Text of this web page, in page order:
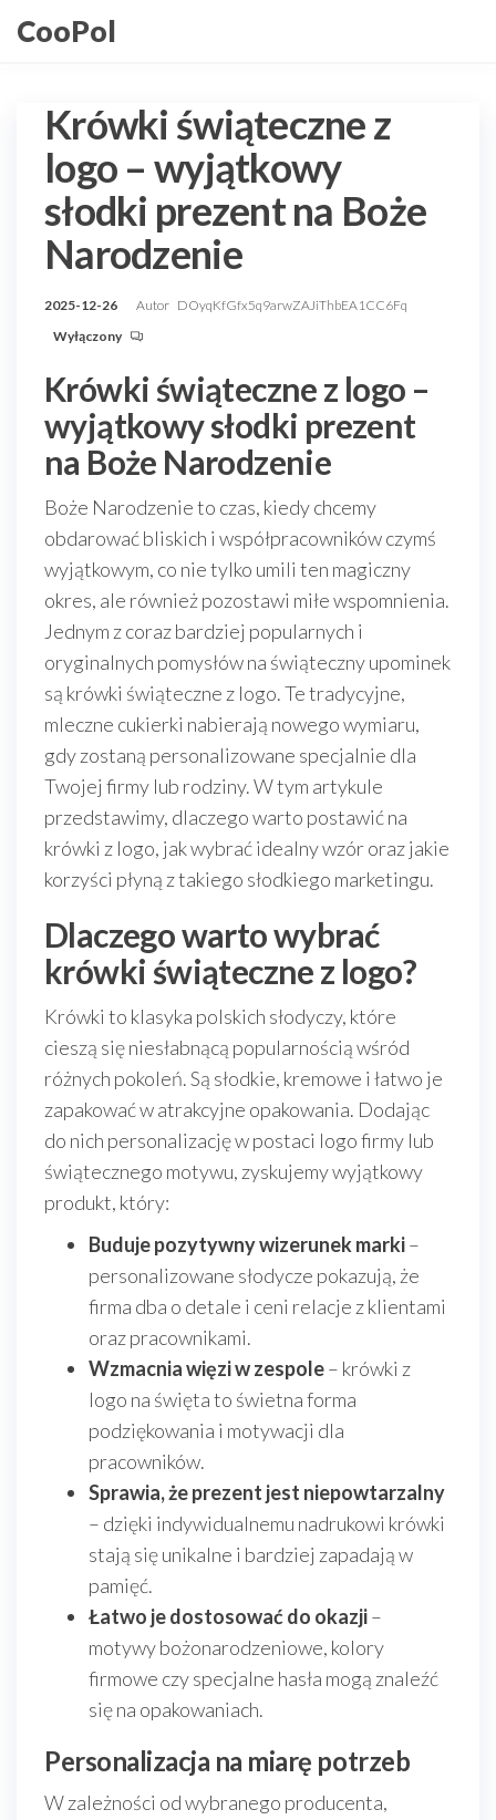
doCooPol
Krówki świąteczne z
logo – wyjątkowy
słodki prezent na Boże
Narodzenie
2025-12-26 Autor DOyqKfGfx5q9arwZAJiThbEA1CC6Fq
Wyłączony
Krówki świąteczne z logo –
wyjątkowy słodki prezent
na Boże Narodzenie
Boże Narodzenie to czas, kiedy chcemy
obdarować bliskich i współpracowników czymś
wyjątkowym, co nie tylko umili ten magiczny
okres, ale również pozostawi miłe wspomnienia.
Jednym z coraz bardziej popularnych i
oryginalnych pomysłów na świąteczny upominek
są krówki świąteczne z logo. Te tradycyjne,
mleczne cukierki nabierają nowego wymiaru,
gdy zostaną personalizowane specjalnie dla
Twojej firmy lub rodziny. W tym artykule
przedstawimy, dlaczego warto postawić na
krówki z logo, jak wybrać idealny wzór oraz jakie
korzyści płyną z takiego słodkiego marketingu.
Dlaczego warto wybrać
krówki świąteczne z logo?
Krówki to klasyka polskich słodyczy, które
cieszą się niesłabnącą popularnością wśród
różnych pokoleń. Są słodkie, kremowe i łatwo je
zapakować w atrakcyjne opakowania. Dodając
do nich personalizację w postaci logo firmy lub
świątecznego motywu, zyskujemy wyjątkowy
produkt, który:
Buduje pozytywny wizerunek marki–
personalizowane słodycze pokazują, że
firma dba o detale i ceni relacje z klientami
oraz pracownikami.
Wzmacnia więzi w zespole– krówki z
logo na święta to świetna forma
podziękowania i motywacji dla
pracowników.
Sprawia, że prezent jest niepowtarzalny
– dzięki indywidualnemu nadrukowi krówki
stają się unikalne i bardziej zapadają w
pamięć.
Łatwo je dostosować do okazji–
motywy bożonarodzeniowe, kolory
firmowe czy specjalne hasła mogą znaleźć
się na opakowaniach.
Personalizacja na miarę potrzeb
W zależności od wybranego producenta,